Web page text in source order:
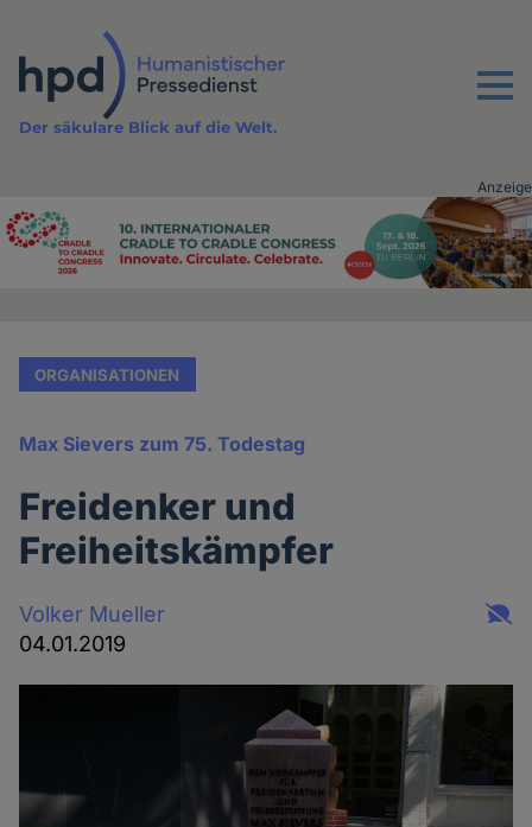
Inhalt
Menu
Der säkulare Blick auf die Welt.
Advertising
Anzeige
ORGANISATIONEN
Max Sievers zum 75. Todestag
Freidenker und
Freiheitskämpfer
Volker Mueller
04.01.2019